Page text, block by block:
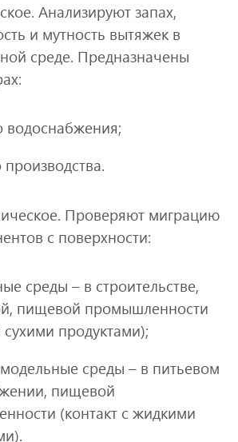
Анализируют запах,
и мутность вытяжек в
среде. Предназначены
водоснабжения;
Проверяют миграцию
с поверхности:
среды – в строительстве,
пищевой промышленности
сухими продуктами);
среды – в питьевом
пищевой
(контакт с жидкими